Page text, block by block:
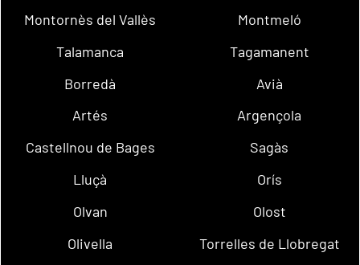
Montornès del Vallès
Montmeló
Talamanca
Tagamanent
Borredà
Avià
Artés
Argençola
Castellnou de Bages
Sagàs
Lluçà
Orís
Olvan
Olost
Olivella
Torrelles de Llobregat